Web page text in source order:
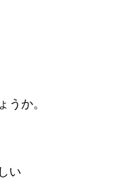
うか。
い